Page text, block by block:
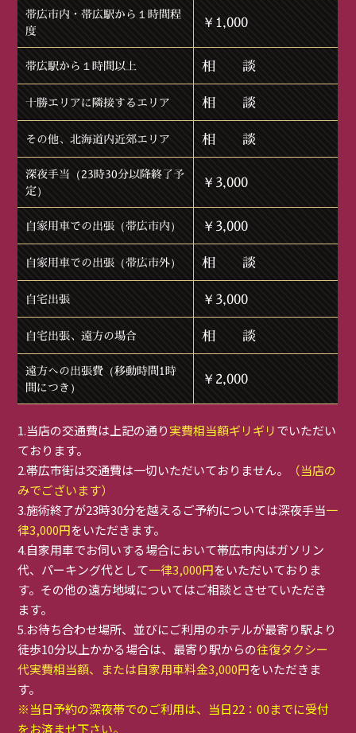
帯広市内・帯広駅から１時間程
度
￥1,000
帯広駅から１時間以上 相 談
十勝エリアに隣接するエリア 相 談
その他、北海道内近郊エリア 相 談
深夜手当（23時30分以降終了予
定）
￥3,000
自家用車での出張（帯広市内） ￥3,000
自家用車での出張（帯広市外） 相 談
自宅出張 ￥3,000
自宅出張、遠方の場合 相 談
遠方への出張費（移動時間1時
間につき）
￥2,000
1.当店の交通費は上記の通り実費相当額ギリギリでいただい
ております。
2.帯広市街は交通費は一切いただいておりません。
（当店の
みでございます）
3.施術終了が23時30分を越えるご予約については深夜手当一
律3,000円をいただきます。
4.自家用車でお伺いする場合において帯広市内はガソリン
代、パーキング代として一律3,000円をいただいておりま
す。その他の遠方地域についてはご相談とさせていただき
ます。
5.お待ち合わせ場所、並びにご利用のホテルが最寄り駅より
徒歩10分以上かかる場合は、最寄り駅からの往復タクシー
代実費相当額、または自家用車料金3,000円をいただきま
す。
※当日予約の深夜帯でのご利用は、当日22：00までに受付
をお済ませ下さい。